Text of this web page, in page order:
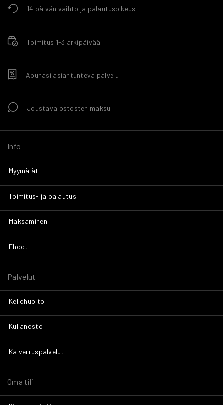
14 päivän vaihto ja palautusoikeus
Toimitus 1-3 arkipäivää
Apunasi asiantunteva palvelu
Joustava ostosten maksu
Info
Myymälät
Toimitus- ja palautus
Maksaminen
Ehdot
Palvelut
Kellohuolto
Kullanosto
Kaiverruspalvelut
Oma tili